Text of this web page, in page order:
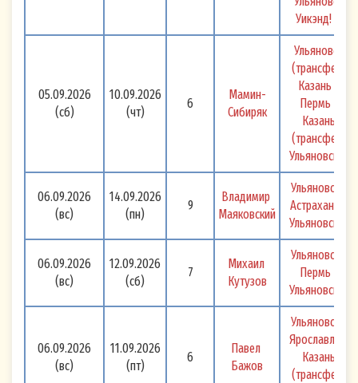
Уикэнд!
05.09.2026
(сб)
10.09.2026
(чт)
6
Мамин-
Сибиряк
Ульяновск
(трансфер)
Казань -
Пермь -
Казань
(трансфер)
Ульяновск
06.09.2026
(вс)
14.09.2026
(пн)
9
Владимир
Маяковский
Ульяновск -
Астрахань -
Ульяновск
06.09.2026
(вс)
12.09.2026
(сб)
7
Михаил
Кутузов
Ульяновск -
Пермь -
Ульяновск
06.09.2026
(вс)
11.09.2026
(пт)
6
Павел
Бажов
Ульяновск -
Ярославль -
Казань
(трансфер)